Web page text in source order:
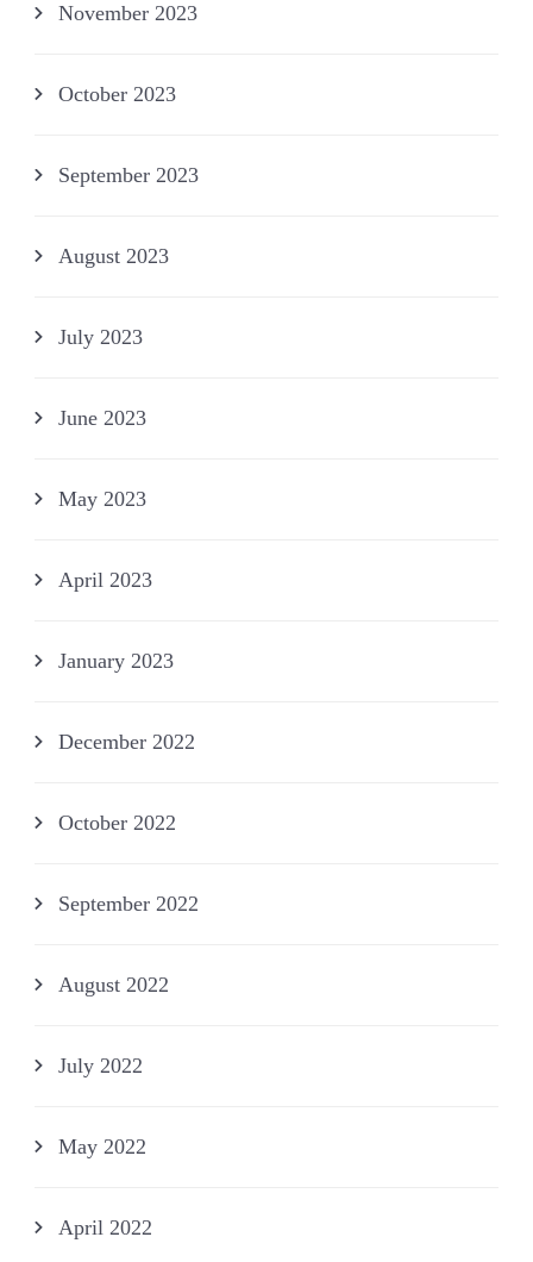
November 2023
October 2023
September 2023
August 2023
July 2023
June 2023
May 2023
April 2023
January 2023
December 2022
October 2022
September 2022
August 2022
July 2022
May 2022
April 2022